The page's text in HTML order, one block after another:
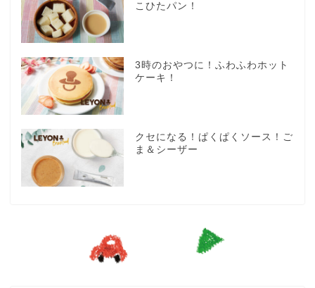
こひたパン！
3時のおやつに！ふわふわホット
ケーキ！
クセになる！ぱくぱくソース！ご
ま＆シーザー